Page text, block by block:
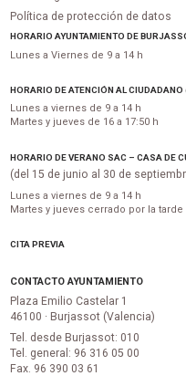
Política de protección de datos
HORARIO AYUNTAMIENTO DE
Lunes a Viernes de 9 a 14 h
HORARIO DE ATENCIÓN AL
Lunes a viernes de 9 a 14 h
Martes y jueves de 16 a 17:50 h
HORARIO DE VERANO SAC – CASA DE
(del 15 de junio al 30 de
Lunes a viernes de 9 a 14 h
Martes y jueves cerrado por la tarde
CITA PREVIA
CONTACTO AYUNTAMIENTO
Plaza Emilio Castelar 1
46100 · Burjassot (Valencia)
Tel. desde Burjassot: 010
Tel. general: 96 316 05 00
Fax. 96 390 03 61